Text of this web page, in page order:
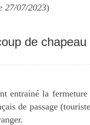
27/07/2023)
de
entrainé la fermeture
de passage